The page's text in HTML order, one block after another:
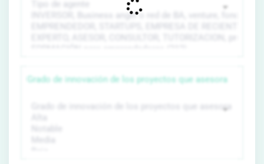
Grado de innovación de los proyectos que asesora